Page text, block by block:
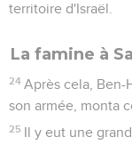
territoire d'Israël.
La famine à
24 Après cela, Ben-
son armée, monta
25 Il y eut une